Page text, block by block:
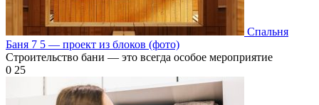
Спальня
Баня 7 5 — проект из блоков (фото)
Строительство бани — это всегда особое мероприятие
0 25